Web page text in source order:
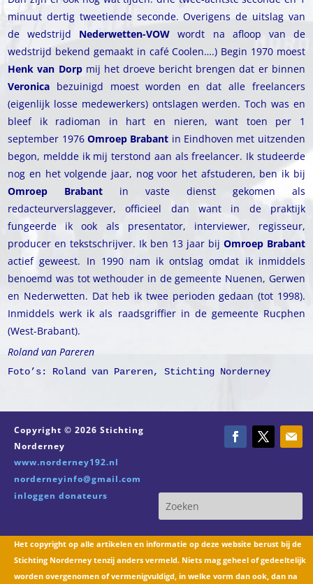
minuut dertig tweetiende seconde. Overigens de uitslag van
de wedstrijd Nederwetten-VOW wordt na afloop van de
wedstrijd bekend gemaakt in café Coolen….) Begin 1970 moest
Henk van Dorpmij het droeve bericht brengen dat er binnen
Veronica bezuinigd moest worden en dat alle freelancers
(eigenlijk losse medewerkers) ontslagen werden. Toch was en
bleef ik radioman in hart en nieren, want toen per 1
september 1976 Omroep Brabant in Eindhoven met uitzenden
begon, meldde ik mij terstond aan als freelancer. Ik studeerde
nog en het volgende jaar, nog voor het afstuderen, ben ik bij
Omroep Brabant in vaste dienst gekomen als
redacteurverslaggever, officieel dan want in de praktijk
fungeerde ik ook als presentator, interviewer, regisseur,
producer en tekstschrijver. Ik ben 13 jaar bij Omroep Brabant
actief geweest. In 1990 nam ik ontslag omdat ik inmiddels
benoemd was tot wethouder in de gemeente Nuenen, Gerwen
en Nederwetten. Dat heb ik twee perioden gedaan (tot 1998).
Inmiddels werk ik als raadsgriffier in de gemeente Rucphen
(West-Brabant).
Roland van Pareren
Foto’s: Roland van Pareren, Stichting Norderney
Copyright © 2026 Stichting
Norderney
www.norderney192.nl
norderneyinfo@gmail.com
inloggen donateurs
Het copyright op alle artikelen en informatie op deze website berust bij de
Stichting Norderney tenzij anders vermeld. Niets mag geheel of gedeeltelijk
worden overgenomen of vermenigvuldigd, in welke vorm dan ook, dan na